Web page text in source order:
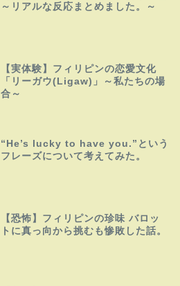
～リアルな反応まとめました。～
【実体験】フィリピンの恋愛文化
「リーガウ(Ligaw)」～私たちの場
合～
“He’s lucky to have you.”という
フレーズについて考えてみた。
【恐怖】フィリピンの珍味 バロッ
トに真っ向から挑むも惨敗した話。